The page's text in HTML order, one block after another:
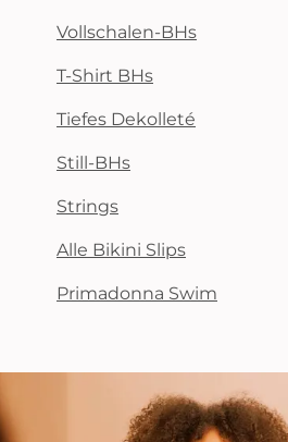
Vollschalen-BHs
T-Shirt BHs
Tiefes Dekolleté
Still-BHs
Strings
Alle Bikini Slips
Primadonna Swim